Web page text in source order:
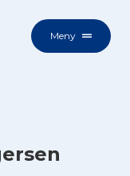
Meny